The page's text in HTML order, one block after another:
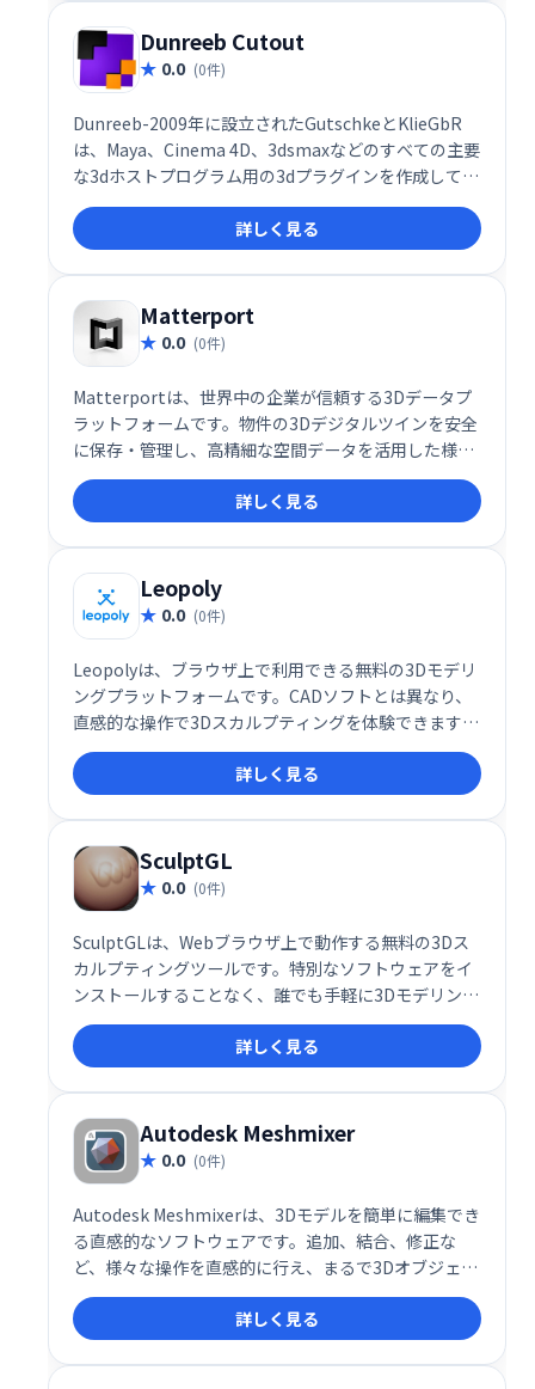
Dunreeb Cutout
0.0 (0件)
Dunreeb-2009年に設立されたGutschkeとKlieGbR
は、Maya、Cinema 4D、3dsmaxなどのすべての主要
な3dホストプログラム用の3dプラグインを作成してい
ます。
詳しく見る
Matterport
0.0 (0件)
Matterportは、世界中の企業が信頼する3Dデータプ
ラットフォームです。物件の3Dデジタルツインを安全
に保存・管理し、高精細な空間データを活用した様々
なビジネス用途に対応します。不動産、建設、観光な
ど、様々な業界で活用可能です。
詳しく見る
Leopoly
0.0 (0件)
Leopolyは、ブラウザ上で利用できる無料の3Dモデリ
ングプラットフォームです。CADソフトとは異なり、
直感的な操作で3Dスカルプティングを体験できます。
初心者や学生の方でも簡単にオリジナルモデルを作
成、カスタマイズし、3Dプリントするための技術を習
得できます。複雑な操作を必要とせず、手軽に3Dモデ
リングの世界を始めるのに最適なツールです。
詳しく見る
SculptGL
0.0 (0件)
SculptGLは、Webブラウザ上で動作する無料の3Dス
カルプティングツールです。特別なソフトウェアをイ
ンストールすることなく、誰でも手軽に3Dモデリング
を楽しむことができます。直感的な操作性で、初心者
からプロまで幅広く活用できます。
詳しく見る
Autodesk Meshmixer
0.0 (0件)
Autodesk Meshmixerは、3Dモデルを簡単に編集でき
る直感的なソフトウェアです。追加、結合、修正な
ど、様々な操作を直感的に行え、まるで3Dオブジェク
トのための「スイスアーミーナイフ」と言えるでしょ
う。複雑な操作は不要で、初心者でも容易に3Dモデル
を加工できます。
詳しく見る